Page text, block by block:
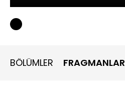
BÖLÜMLER FRAGMANLAR